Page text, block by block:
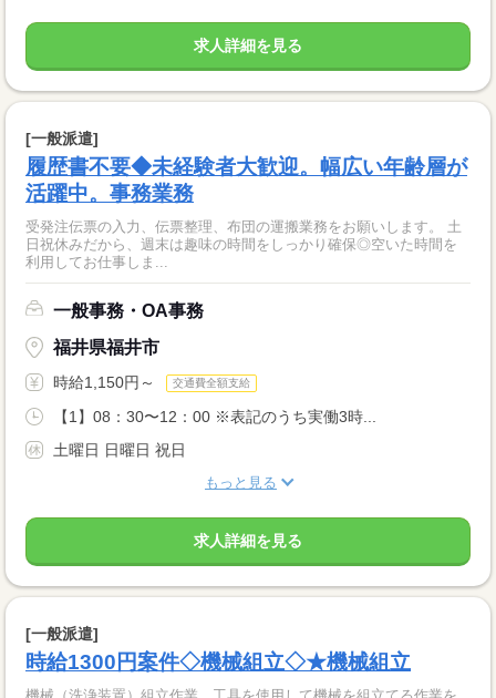
求人詳細を見る
[一般派遣]
履歴書不要◆未経験者大歓迎。幅広い年齢層が
活躍中。事務業務
受発注伝票の入力、伝票整理、布団の運搬業務をお願いします。 土
日祝休みだから、週末は趣味の時間をしっかり確保◎空いた時間を
利用してお仕事しま...
一般事務・OA事務
福井県福井市
時給1,150円～ 交通費全額支給
【1】08：30〜12：00 ※表記のうち実働3時...
土曜日 日曜日 祝日
もっと見る
求人詳細を見る
[一般派遣]
時給1300円案件◇機械組立◇★機械組立